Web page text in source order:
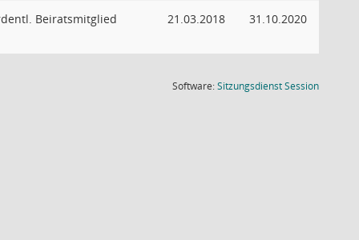
Beiratsmitglied 21.03.2018 31.10.2020
Software:SitzungsdienstSession(Wird in